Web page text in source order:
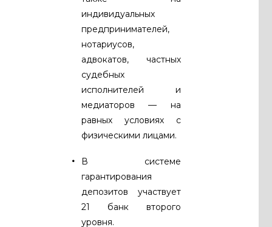
индивидуальных
предпринимателей,
нотариусов,
адвокатов, частных
судебных
исполнителей и
медиаторов — на
равных условиях с
физическими лицами.
В системе
гарантирования
депозитов участвует
21 банк второго
уровня.